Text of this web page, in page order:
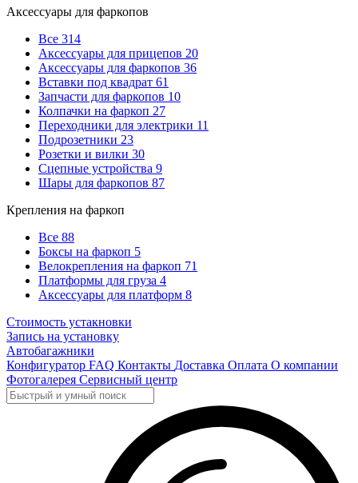
Аксессуары для фаркопов
Все 314
Аксессуары для прицепов 20
Аксессуары для фаркопов 36
Вставки под квадрат 61
Запчасти для фаркопов 10
Колпачки на фаркоп 27
Переходники для электрики 11
Подрозетники 23
Розетки и вилки 30
Сцепные устройства 9
Шары для фаркопов 87
Крепления на фаркоп
Все 88
Боксы на фаркоп 5
Велокрепления на фаркоп 71
Платформы для груза 4
Аксессуары для платформ 8
Стоимость устакновки
Запись на установку
Автобагажники
Конфигуратор FAQ Контакты Доставка Оплата О компании
Фотогалерея Сервисный центр